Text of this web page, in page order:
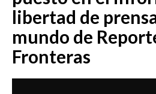
EMISIÓN
EMISIÓN 11:30 PM
libertad de
mundo de
Fronteras